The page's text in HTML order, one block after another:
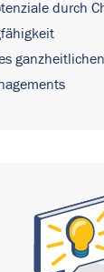
durch
ganzheitlichen